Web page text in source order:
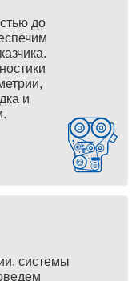
до
и
системы